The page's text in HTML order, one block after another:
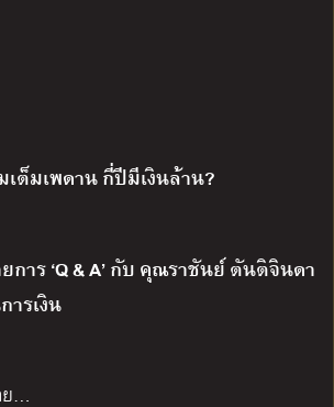
เต็มเพดาน กี่ปีมีเงินล้าน?
การ ‘Q & A’ กับ คุณราชันย์ ตันติจินดา
ารเงิน
ย…